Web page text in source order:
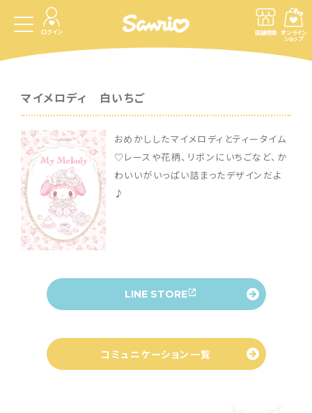
ログイン 店舗検索 オンライン
ショップ
マイメロディ 白いちご
おめかししたマイメロディとティータイム
♡レースや花柄、リボンにいちごなど、か
わいいがいっぱい詰まったデザインだよ
♪
LINE STORE
コミュニケーション一覧